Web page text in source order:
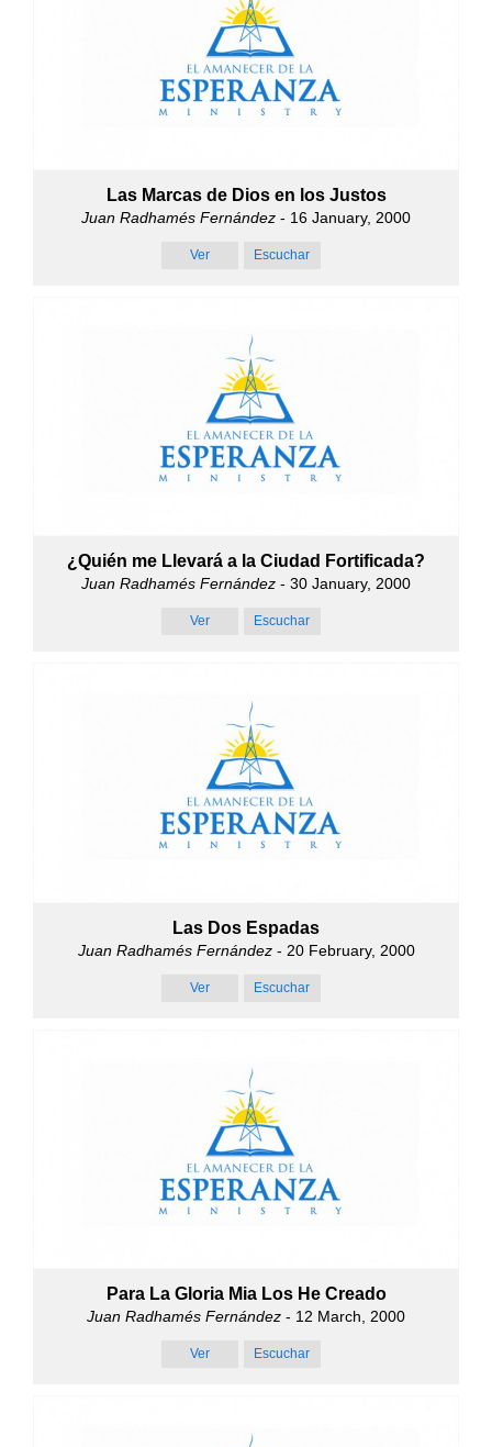
Las Marcas de Dios en los Justos
Juan Radhamés Fernández - 16 January, 2000
Ver Escuchar
¿Quién me Llevará a la Ciudad Fortificada?
Juan Radhamés Fernández - 30 January, 2000
Ver Escuchar
Las Dos Espadas
Juan Radhamés Fernández- 20 February, 2000
Ver Escuchar
Para La Gloria Mia Los He Creado
Juan Radhamés Fernández - 12 March, 2000
Ver Escuchar